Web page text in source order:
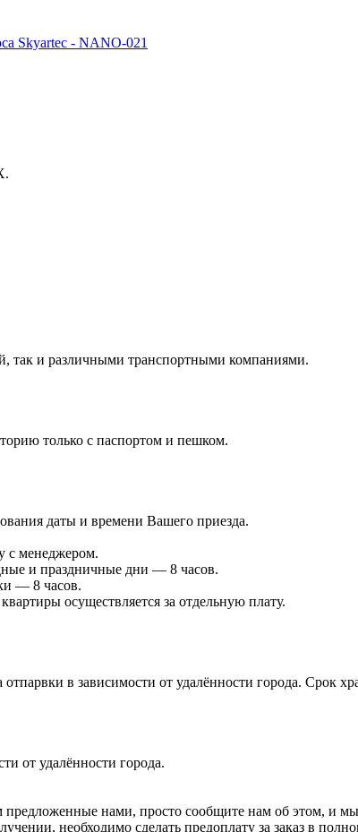
так и различными транспортными компаниями.
только с паспортом и пешком.
даты и времени Вашего приезда.
с менеджером.
и праздничные дни — 8 часов.
— 8 часов.
осуществляется за отдельную плату.
в зависимости от удалённости города. Срок
от удалённости города.
нами, просто сообщите нам об этом, и
необходимо сделать предоплату за заказ в